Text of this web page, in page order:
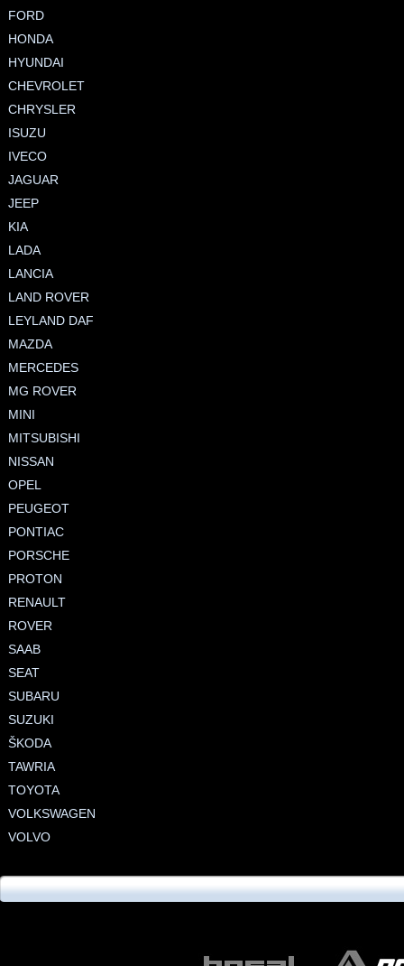
FORD
HONDA
HYUNDAI
CHEVROLET
CHRYSLER
ISUZU
IVECO
JAGUAR
JEEP
KIA
LADA
LANCIA
LAND ROVER
LEYLAND DAF
MAZDA
MERCEDES
MG ROVER
MINI
MITSUBISHI
NISSAN
OPEL
PEUGEOT
PONTIAC
PORSCHE
PROTON
RENAULT
ROVER
SAAB
SEAT
SUBARU
SUZUKI
ŠKODA
TAWRIA
TOYOTA
VOLKSWAGEN
VOLVO